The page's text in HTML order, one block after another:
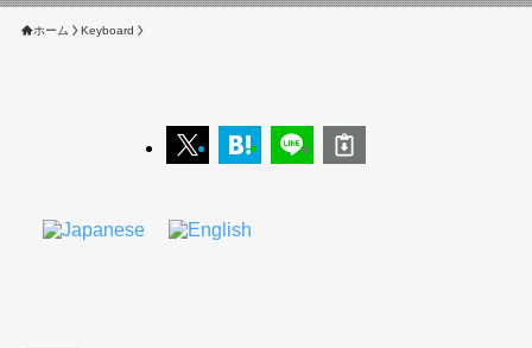
ホーム Keyboard